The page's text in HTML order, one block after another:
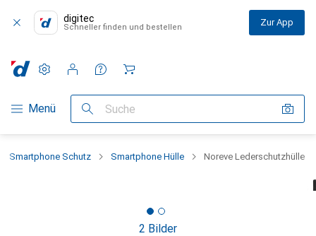
digitec
Schneller finden und bestellen Zur App
Navigation nach Kategorien
Menü Suche
Einstellungen
Kundenkonto
Vergleichslisten
Merklisten
Warenkorb
Smartphone Schutz Smartphone Hülle Noreve Lederschutzhülle
2 Bilder